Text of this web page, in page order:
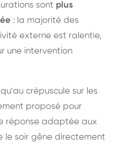
sont plus
: la majorité des
externe est ralentie,
une intervention
crépuscule sur les
proposé pour
réponse adaptée aux
le soir gêne directement